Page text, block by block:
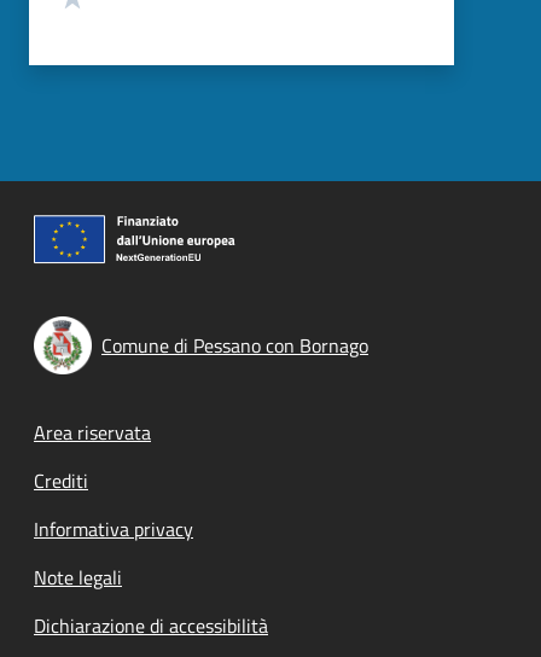
Comune di Pessano con Bornago
Footer menu
Area riservata
Crediti
Informativa privacy
Note legali
Dichiarazione di accessibilità